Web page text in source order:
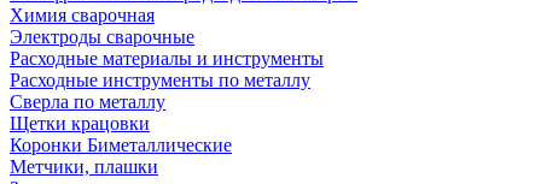
Химия сварочная
Электроды сварочные
Расходные материалы и инструменты
Расходные инструменты по металлу
Сверла по металлу
Щетки крацовки
Коронки Биметаллические
Метчики, плашки